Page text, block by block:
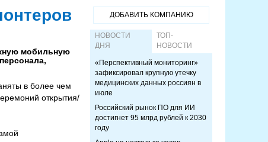
мобильную
в более чем
открытия/
ДОБАВИТЬ КОМПАНИЮ
НОВОСТИ
ДНЯ
ТОП-
НОВОСТИ
«Перспективный мониторинг»
зафиксировал крупную утечку
медицинских данных россиян в
июле
Российский рынок ПО для ИИ
достигнет 95 млрд рублей к 2030
году